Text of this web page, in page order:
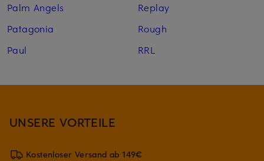
Palm Angels
Patagonia
Paul
Replay
Rough
RRL
UNSERE VORTEILE
Kostenloser Versand ab 149€